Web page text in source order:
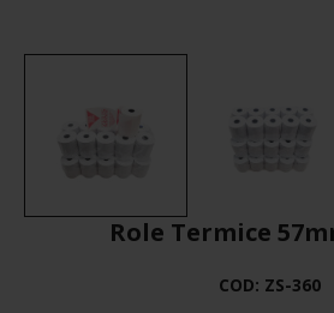
Role Termice
COD: ZS-360